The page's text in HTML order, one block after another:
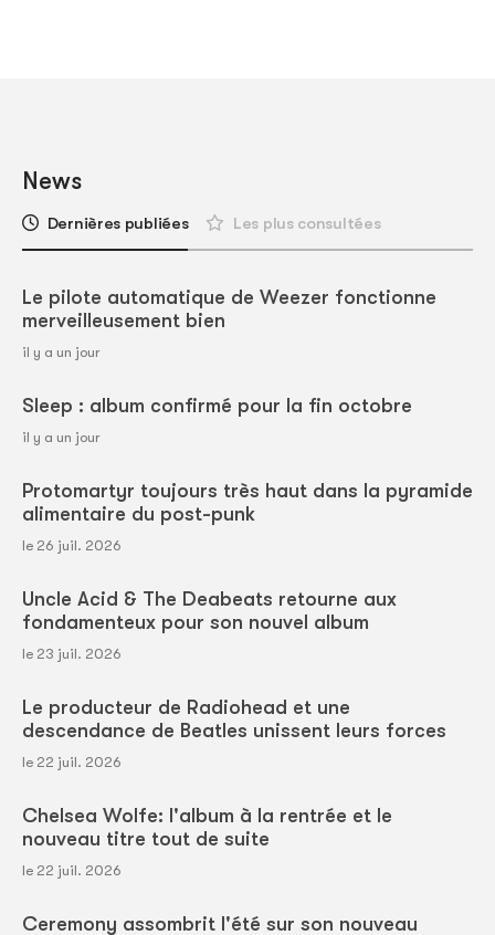
News
Dernières publiées Les plus consultées
Le pilote automatique de Weezer fonctionne
merveilleusement bien
il y a un jour
Sleep : album confirmé pour la fin octobre
il y a un jour
Protomartyr toujours très haut dans la pyramide
alimentaire du post-punk
le 26 juil. 2026
Uncle Acid & The Deabeats retourne aux
fondamenteux pour son nouvel album
le 23 juil. 2026
Le producteur de Radiohead et une
descendance de Beatles unissent leurs forces
le 22 juil. 2026
Chelsea Wolfe: l'album à la rentrée et le
nouveau titre tout de suite
le 22 juil. 2026
Ceremony assombrit l'été sur son nouveau